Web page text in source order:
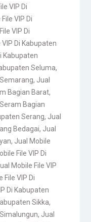
VIP Di
VIP Di
VIP Di
Di Kabupaten
Kabupaten
Seluma,
, Jual
Bagian Barat,
Bagian
Serang, Jual
Bedagai, Jual
, Jual Mobile
File VIP Di
Mobile File VIP
File VIP Di
Di Kabupaten
Sikka,
, Jual